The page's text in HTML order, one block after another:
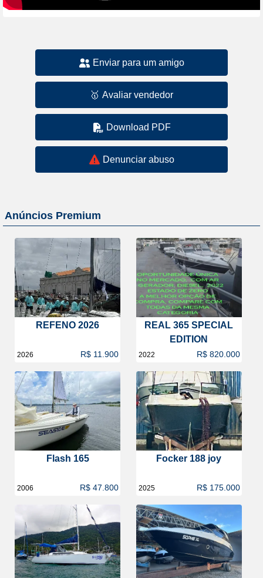
Enviar para um amigo
🥇 Avaliar vendedor
Download PDF
Denunciar abuso
Anúncios Premium
REFENO 2026
2026 R$ 11.900
REAL 365 SPECIAL
EDITION
2022 R$ 820.000
Flash 165
2006 R$ 47.800
Focker 188 joy
2025 R$ 175.000